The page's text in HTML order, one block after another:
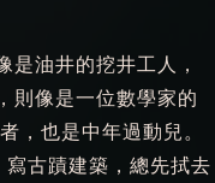
油井的挖井工人，
則像是一位數學家的
，也是中年過動兒。
古蹟建築，總先拭去